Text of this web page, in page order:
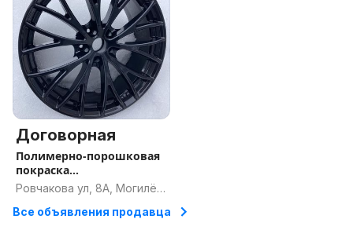
Договорная
Полимерно-порошковая
покраска
дисков,супортов и тд
Ровчакова ул, 8А, Могилёв,
Все объявления продавца